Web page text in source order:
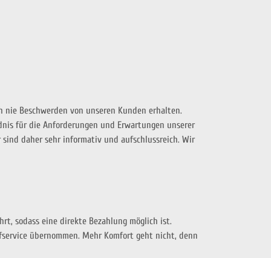
nie Beschwerden von unseren Kunden erhalten.
für die Anforderungen und Erwartungen unserer
sind daher sehr informativ und aufschlussreich. Wir
sodass eine direkte Bezahlung möglich ist.
übernommen. Mehr Komfort geht nicht, denn